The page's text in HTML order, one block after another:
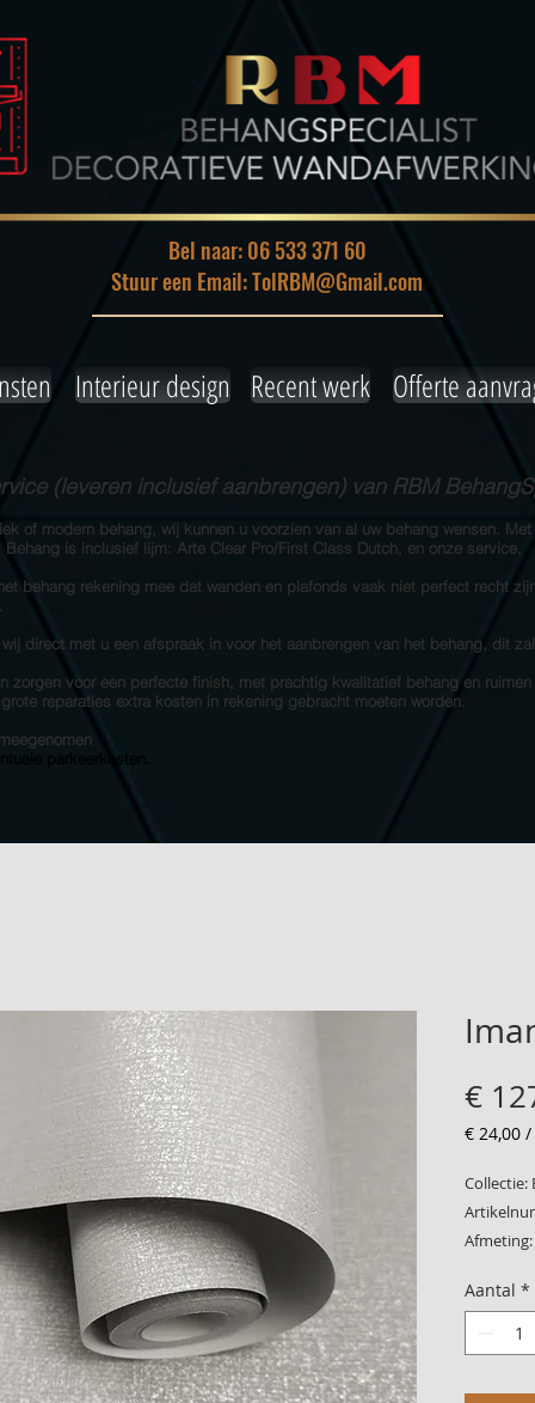
Bel naar: 06 533 371 60
Stuur een Email: TolRBM@Gmail.com
Interieur design Recent werk Offerte
(leveren inclusief aanbrengen) van RBM
of modern behang, wij kunnen u voorzien van al uw behang wensen.
is inclusief lijm: Arte Clear Pro/First Class Dutch, en onze service.
behang rekening mee dat wanden en plafonds vaak niet perfect recht
direct met u een afspraak in voor het aanbrengen van het behang, dit
zorgen voor een perfecte finish, met prachtig kwalitatief behang en
reparaties extra kosten in rekening gebracht moeten worden.
parkeerkosten.
€
€ 24,00 /
per
1
meter
Collectie:
Kwaliteit:
Aantal *